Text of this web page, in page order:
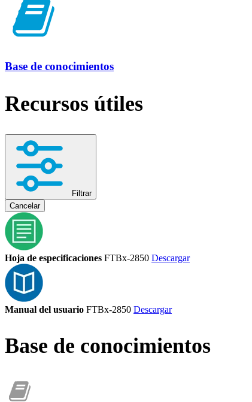
Base de conocimientos
Recursos útiles
Filtrar
Cancelar
Hoja de especificaciones FTBx-2850 Descargar
Manual del usuario FTBx-2850 Descargar
Base de conocimientos